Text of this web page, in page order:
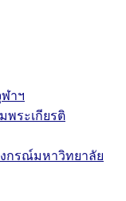
าฯ
พระเกียรติ
กรณ์มหาวิทยาลัย